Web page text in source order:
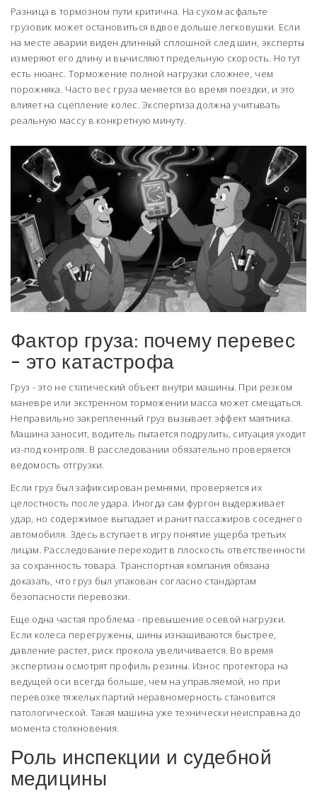
Разница в тормозном пути критична. На сухом асфальте
грузовик может остановиться вдвое дольше легковушки. Если
на месте аварии виден длинный сплошной след шин, эксперты
измеряют его длину и вычисляют предельную скорость. Но тут
есть нюанс. Торможение полной нагрузки сложнее, чем
порожняка. Часто вес груза меняется во время поездки, и это
влияет на сцепление колес. Экспертиза должна учитывать
реальную массу в конкретную минуту.
Фактор груза: почему перевес
- это катастрофа
Груз - это не статический объект внутри машины. При резком
маневре или экстренном торможении масса может смещаться.
Неправильно закрепленный груз вызывает эффект маятника.
Машина заносит, водитель пытается подрулить, ситуация уходит
из-под контроля. В расследовании обязательно проверяется
ведомость отгрузки.
Если груз был зафиксирован ремнями, проверяется их
целостность после удара. Иногда сам фургон выдерживает
удар, но содержимое выпадает и ранит пассажиров соседнего
автомобиля. Здесь вступает в игру понятие ущерба третьих
лицам. Расследование переходит в плоскость ответственности
за сохранность товара. Транспортная компания обязана
доказать, что груз был упакован согласно стандартам
безопасности перевозки.
Еще одна частая проблема - превышение осевой нагрузки.
Если колеса перегружены, шины изнашиваются быстрее,
давление растет, риск прокола увеличивается. Во время
экспертизы осмотрят профиль резины. Износ протектора на
ведущей оси всегда больше, чем на управляемой, но при
перевозке тяжелых партий неравномерность становится
патологической. Такая машина уже технически неисправна до
момента столкновения.
Роль инспекции и судебной
медицины